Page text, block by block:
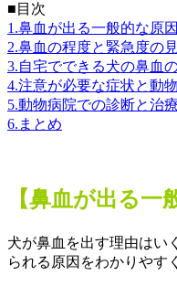
■目次
1.鼻血が出る一般的な原因
2.鼻血の程度と緊急度の
3.自宅でできる犬の鼻血
4.注意が必要な症状と動
5.動物病院での診断と治療
6.まとめ
【鼻血が出る一
犬が鼻血を出す理由はい
られる原因をわかりやす